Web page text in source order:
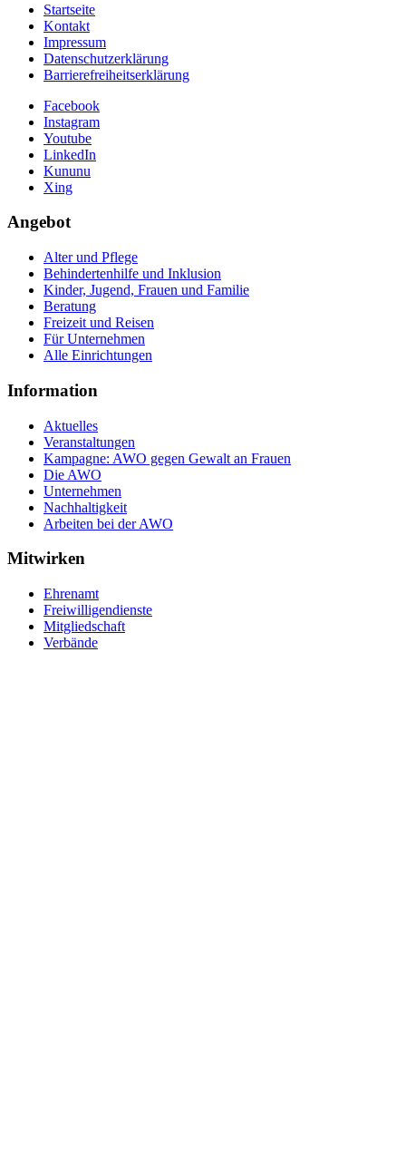
Startseite
Kontakt
Impressum
Datenschutzerklärung
Barrierefreiheitserklärung
Facebook
Instagram
Youtube
LinkedIn
Kununu
Xing
Angebot
Alter und Pflege
Behindertenhilfe und Inklusion
Kinder, Jugend, Frauen und Familie
Beratung
Freizeit und Reisen
Für Unternehmen
Alle Einrichtungen
Information
Aktuelles
Veranstaltungen
Kampagne: AWO gegen Gewalt an Frauen
Die AWO
Unternehmen
Nachhaltigkeit
Arbeiten bei der AWO
Mitwirken
Ehrenamt
Freiwilligendienste
Mitgliedschaft
Verbände